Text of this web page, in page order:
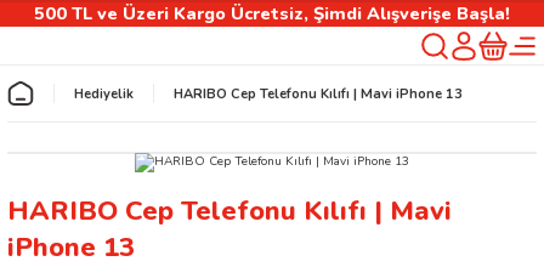
500 TL ve Üzeri Kargo Ücretsiz, Şimdi Alışverişe Başla!
Geri Dön
Hediyelik HARIBO Cep Telefonu Kılıfı | Mavi iPhone 13
HARIBO Cep Telefonu Kılıfı | Mavi
iPhone 13